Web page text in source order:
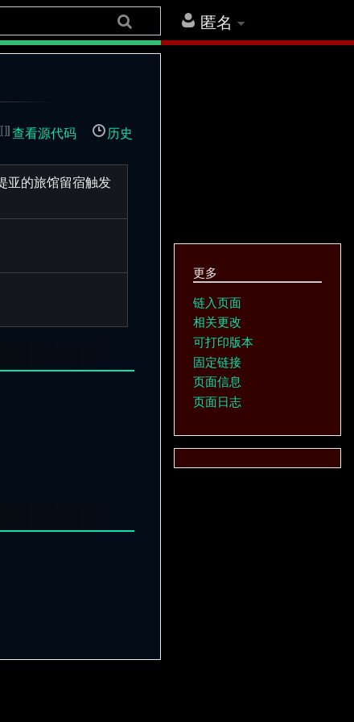
匿名
查看源代码 历史
亚的旅馆留宿触发
更多
链入页面
相关更改
可打印版本
固定链接
页面信息
页面日志